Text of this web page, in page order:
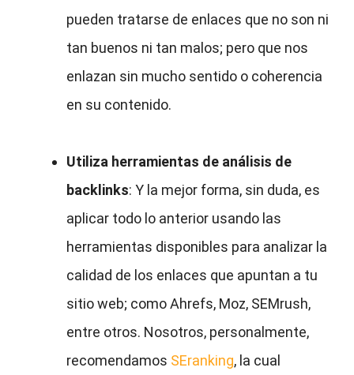
pueden tratarse de enlaces que no son ni
tan buenos ni tan malos; pero que nos
enlazan sin mucho sentido o coherencia
en su contenido.
Utiliza herramientas de análisis de
backlinks: Y la mejor forma, sin duda, es
aplicar todo lo anterior usando las
herramientas disponibles para analizar la
calidad de los enlaces que apuntan a tu
sitio web; como Ahrefs, Moz, SEMrush,
entre otros. Nosotros, personalmente,
recomendamos SEranking, la cual